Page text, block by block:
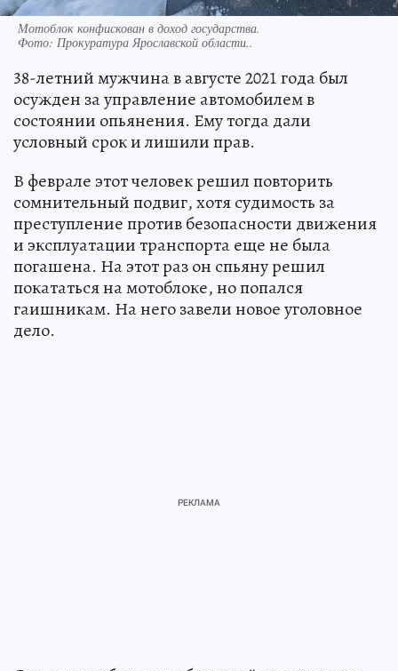
Мотоблок конфискован в доход государства.
Фото: Прокуратура Ярославской области..
38-летний мужчина в августе 2021 года был
осужден за управление автомобилем в
состоянии опьянения. Ему тогда дали
условный срок и лишили прав.
В феврале этот человек решил повторить
сомнительный подвиг, хотя судимость за
преступление против безопасности движения
и эксплуатации транспорта еще не была
погашена. На этот раз он спьяну решил
покататься на мотоблоке, но попался
гаишникам. На него завели новое уголовное
дело.